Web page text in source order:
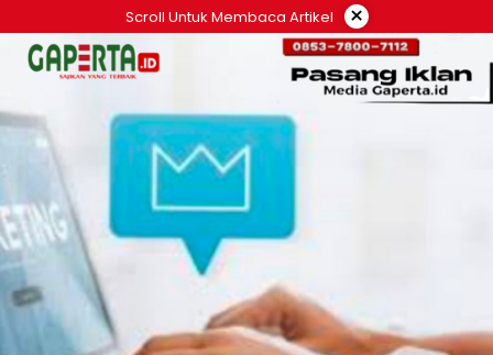
ke
konten
Scroll Untuk Membaca Artikel ×